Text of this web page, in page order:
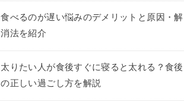
食べるのが遅い悩みのデメリットと原因・解
消法を紹介
太りたい人が食後すぐに寝ると太れる？食後
の正しい過ごし方を解説